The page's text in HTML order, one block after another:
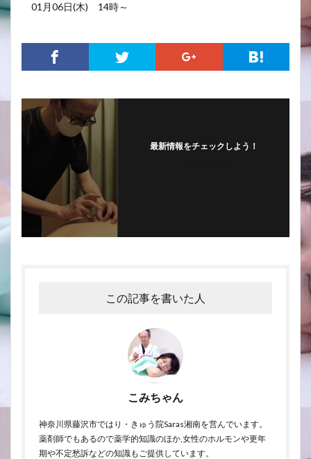
01月06日(木) 14時～
最新情報をチェックしよう！
この記事を書いた人
こみちゃん
神奈川県藤沢市ではり・きゅう院Saras湘南を営んでいます。
薬剤師でもあるので薬学的知識のほか,女性のホルモンや更年
期や不定愁訴などの知識もご提供しています。